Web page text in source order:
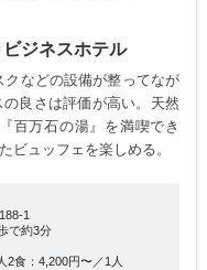
ジネスホテル
などの設備が整ってなが
良さは評価が高い。天然
百万石の湯』を満喫でき
ビュッフェを楽しめる。
1
で約3分
食：4,200円〜／1人